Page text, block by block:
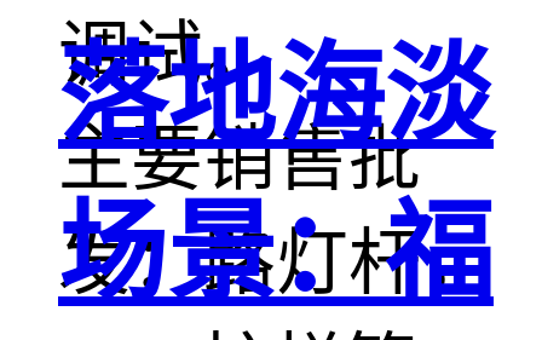
调试。
主要销售批
发：路灯杆，
落地海淡
场景：福